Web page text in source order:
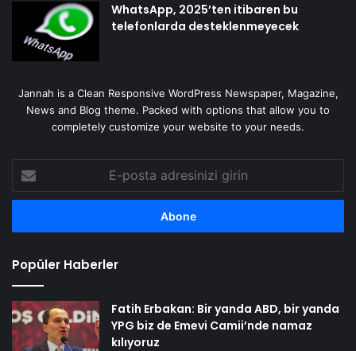
WhatsApp, 2025’ten itibaren bu
telefonlarda desteklenmeyecek
Jannah is a Clean Responsive WordPress Newspaper, Magazine,
News and Blog theme. Packed with options that allow you to
completely customize your website to your needs.
posta
adresinizi
Popüler Haberler
Fatih Erbakan: Bir yanda ABD, bir yanda
YPG biz de Emevi Camii’nde namaz
kılıyoruz